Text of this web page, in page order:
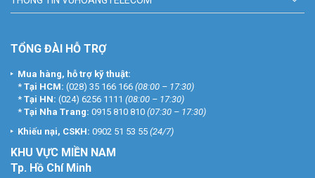
TỔNG ĐÀI HỖ TRỢ
Mua hàng, hỗ trợ kỹ thuật:
* Tại HCM: (028) 35 166 166 (08:00 – 17:30)
* Tại HN: (024) 6256 1111 (08:00 – 17:30)
* Tại Nha Trang: 0915 810 810 (07:30 – 17:30)
Khiếu nại, CSKH: 0902 51 53 55 (24/7)
KHU VỰC MIỀN NAM
Tp. Hồ Chí Minh